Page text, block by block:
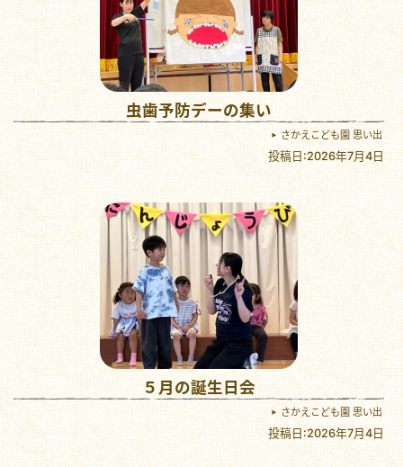
虫歯予防デーの集い
さかえこども園 思い出
投稿日:2026年7月4日
５月の誕生日会
さかえこども園 思い出
投稿日:2026年7月4日